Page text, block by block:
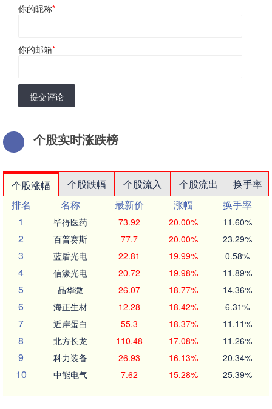
你的昵称*
你的邮箱*
提交评论
个股实时涨跌榜
个股涨幅 个股跌幅 个股流入 个股流出
换手率
排名
名称 最新价 涨幅
换手率
1
毕得医药 73.92 20.00% 11.60%
2 百普赛斯 77.7 20.00% 23.29%
3 蓝盾光电 22.81 19.99% 0.58%
4 信濠光电 20.72 19.98% 11.89%
5 晶华微 26.07 18.77% 14.36%
6 海正生材 12.28 18.42% 6.31%
7 近岸蛋白 55.3 18.37% 11.11%
8 北方长龙 110.48 17.08% 11.26%
9 科力装备 26.93 16.13% 20.34%
10 中能电气 7.62 15.28% 25.39%